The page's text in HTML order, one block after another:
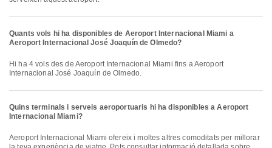
Quants vols hi ha disponibles de Aeroport Internacional Miami a
Aeroport Internacional José Joaquín de Olmedo?
Hi ha 4 vols des de Aeroport Internacional Miami fins a Aeroport
Internacional José Joaquín de Olmedo.
Quins terminals i serveis aeroportuaris hi ha disponibles a Aeroport
Internacional Miami?
Aeroport Internacional Miami ofereix i moltes altres comoditats per millorar